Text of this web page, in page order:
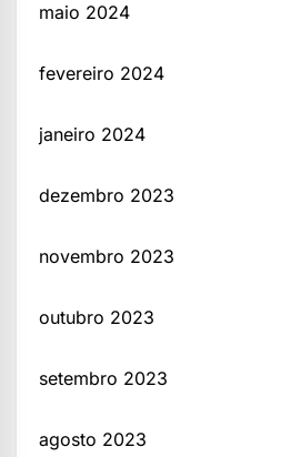
maio 2024
fevereiro 2024
janeiro 2024
dezembro 2023
novembro 2023
outubro 2023
setembro 2023
agosto 2023